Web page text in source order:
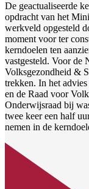
De geactualiseerde
opdracht van het
werkveld opgesteld
moment voor ter
kerndoelen ten
vastgesteld. Voor de
Volksgezondheid &
trekken. In het advies
en de Raad voor
Onderwijsraad bij
twee keer een half
nemen in de